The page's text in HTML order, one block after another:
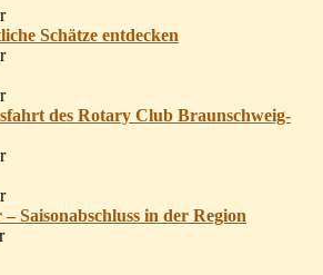
Schätze entdecken
des Rotary Club Braunschweig-
Saisonabschluss in der Region